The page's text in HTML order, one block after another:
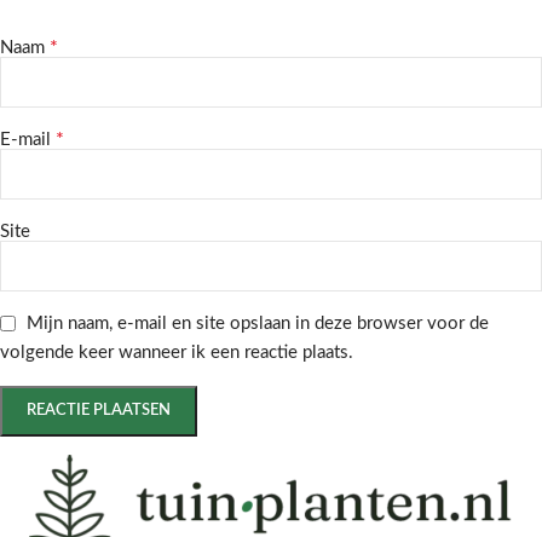
Naam *
E-mail *
Site
Mijn naam, e-mail en site opslaan in deze browser voor de
volgende keer wanneer ik een reactie plaats.